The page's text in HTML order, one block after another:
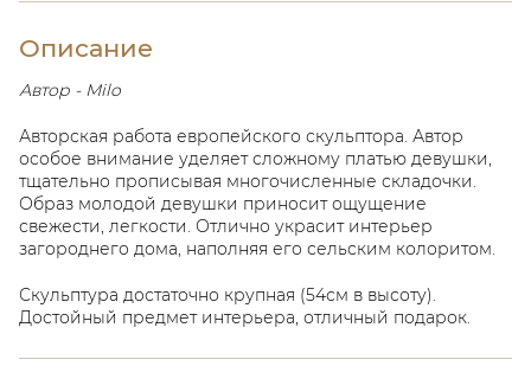
Описание
Автор - Milo
Авторская работа европейского скульптора. Автор
особое внимание уделяет сложному платью девушки,
тщательно прописывая многочисленные складочки.
Образ молодой девушки приносит ощущение
свежести, легкости. Отлично украсит интерьер
загороднего дома, наполняя его сельским колоритом.
Скульптура достаточно крупная (54см в высоту).
Достойный предмет интерьера, отличный подарок.